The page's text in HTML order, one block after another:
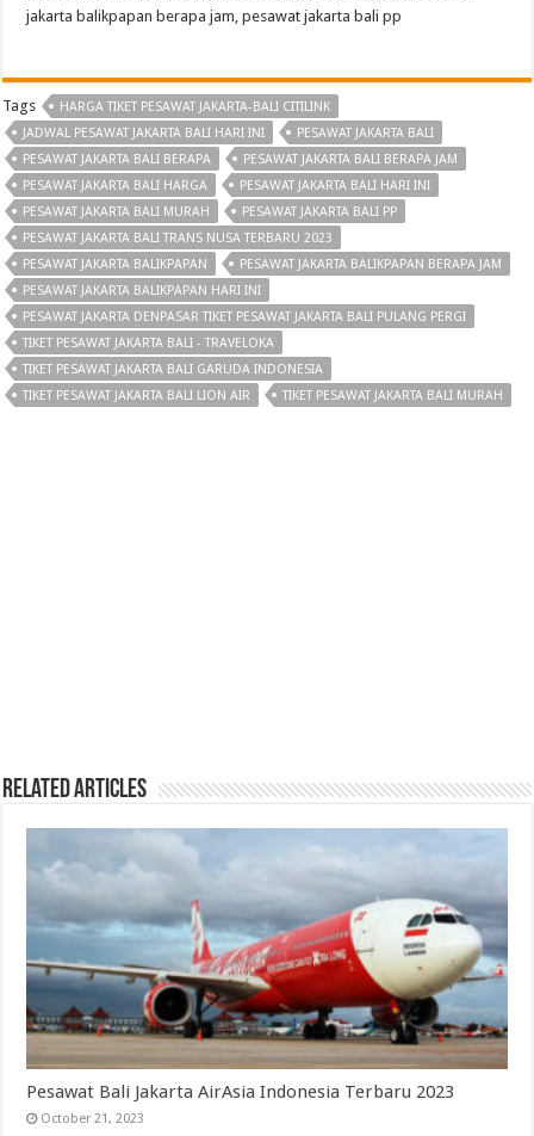
jakarta balikpapan berapa jam, pesawat jakarta bali pp
Tags
HARGA TIKET PESAWAT JAKARTA-BALI CITILINK
JADWAL PESAWAT JAKARTA BALI HARI INI
PESAWAT JAKARTA BALI
PESAWAT JAKARTA BALI BERAPA
PESAWAT JAKARTA BALI BERAPA JAM
PESAWAT JAKARTA BALI HARGA
PESAWAT JAKARTA BALI HARI INI
PESAWAT JAKARTA BALI MURAH
PESAWAT JAKARTA BALI PP
PESAWAT JAKARTA BALI TRANS NUSA TERBARU 2023
PESAWAT JAKARTA BALIKPAPAN
PESAWAT JAKARTA BALIKPAPAN BERAPA JAM
PESAWAT JAKARTA BALIKPAPAN HARI INI
PESAWAT JAKARTA DENPASAR TIKET PESAWAT JAKARTA BALI PULANG PERGI
TIKET PESAWAT JAKARTA BALI - TRAVELOKA
TIKET PESAWAT JAKARTA BALI GARUDA INDONESIA
TIKET PESAWAT JAKARTA BALI LION AIR
TIKET PESAWAT JAKARTA BALI MURAH
Related Articles
Pesawat Bali Jakarta AirAsia Indonesia Terbaru 2023
October 21, 2023